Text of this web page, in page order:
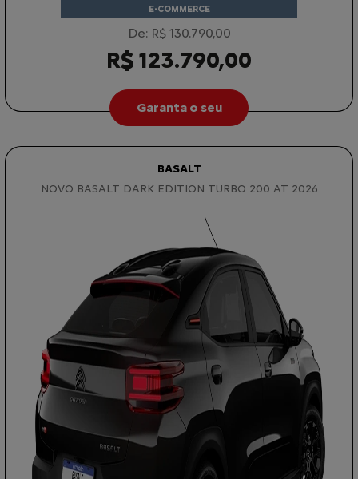
E-COMMERCE
De: R$ 130.790,00
R$ 123.790,00
Garanta o seu
BASALT
NOVO BASALT DARK EDITION TURBO 200 AT 2026